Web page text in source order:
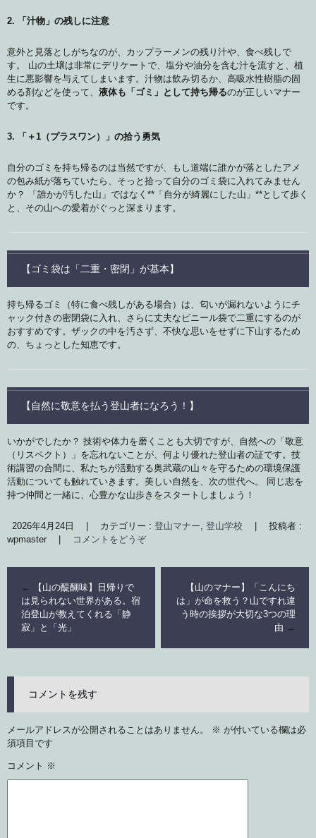
2. 「汁物」の残しに注意
意外と見落としがちなのが、カップラーメンの残り汁や、食べ残しで
す。 山の土壌は非常にデリケートで、塩分や油分を含む汁を流すと、植
生に悪影響を与えてしまいます。汁物は飲み切るか、高吸水性樹脂の固
める剤などを使って、 液体も「ゴミ」として持ち帰るのが正しいマナー
です。
3. 「＋1（プラスワン）」の拾う勇気
自分のゴミを持ち帰るのは当然ですが、もし道端に誰かが落としたアメ
の包み紙が落ちていたら、そっと拾って自分のゴミ袋に入れてみません
か？ 「誰かが汚した山」ではなく**「自分が綺麗にした山」**として歩く
と、その山への愛着がぐっと深まります。
【ゴミ袋は「二重・密閉」が基本】
持ち帰るゴミ（特に食べ残しがある場合）は、匂いが漏れないようにチ
ャック付きの密閉袋に入れ、さらに丈夫なビニール袋で二重にするのが
おすすめです。ザックの中を汚さず、不快な思いをせずに下山するため
の、ちょっとした知恵です。
【自然に敬意を払う登山者になろう！】
いかがでしたか？ 技術や体力を磨くことも大切ですが、自然への「敬意
（リスペクト）」を忘れないことが、何より優れた登山者の証です。技
術講習の合間に、私たちが活動する奥武蔵の山々を守るための環境保護
活動についても触れていきます。美しい自然を、次の世代へ。 同じ志を
持つ仲間と一緒に、心豊かな山歩きをスタートしましょう！
2026年4月24日 | カテゴリー : 登山マナー 登山学校 |
投稿者 :
wpmaster
| コメントをどうぞ
←
【山の醍醐味】日帰りで
は見られない世界がある。宿
泊登山が教えてくれる「静
寂」と「光」
【山のマナー】「こんにち
は」が命を救う？山ですれ違
う時の挨拶が大切な3つの理
由 →
コメントを残す
メールアドレスが公開されることはありません。 ※ が付いている欄は必
須項目です
コメント ※